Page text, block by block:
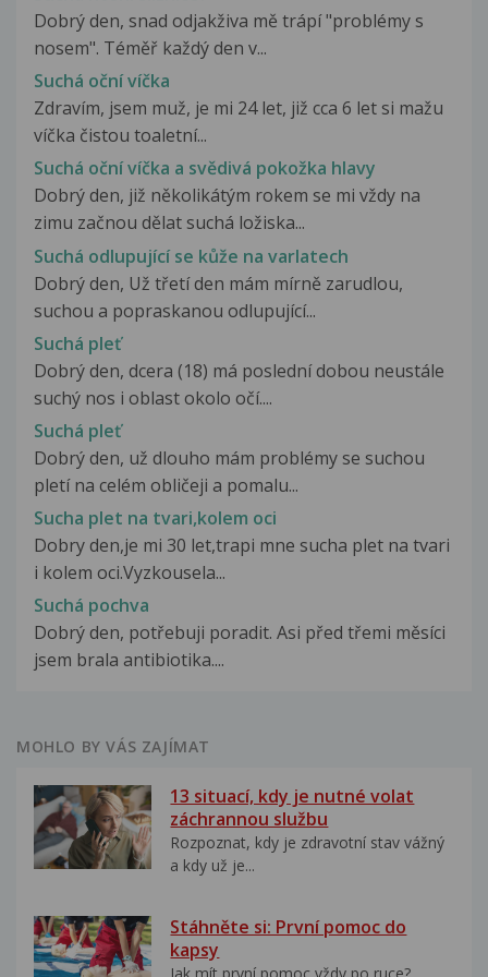
Dobrý den, snad odjakživa mě trápí "problémy s
nosem". Téměř každý den v...
Suchá oční víčka
Zdravím, jsem muž, je mi 24 let, již cca 6 let si mažu
víčka čistou toaletní...
Suchá oční víčka a svědivá pokožka hlavy
Dobrý den, již několikátým rokem se mi vždy na
zimu začnou dělat suchá ložiska...
Suchá odlupující se kůže na varlatech
Dobrý den, Už třetí den mám mírně zarudlou,
suchou a popraskanou odlupující...
Suchá pleť
Dobrý den, dcera (18) má poslední dobou neustále
suchý nos i oblast okolo očí....
Suchá pleť
Dobrý den, už dlouho mám problémy se suchou
pletí na celém obličeji a pomalu...
Sucha plet na tvari,kolem oci
Dobry den,je mi 30 let,trapi mne sucha plet na tvari
i kolem oci.Vyzkousela...
Suchá pochva
Dobrý den, potřebuji poradit. Asi před třemi měsíci
jsem brala antibiotika....
MOHLO BY VÁS ZAJÍMAT
13 situací, kdy je nutné volat
záchrannou službu
Rozpoznat, kdy je zdravotní stav vážný
a kdy už je...
Stáhněte si: První pomoc do
kapsy